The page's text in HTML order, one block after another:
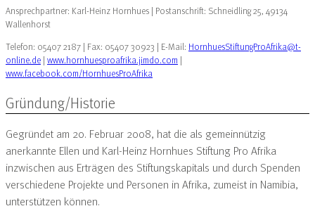
Ansprechpartner: Karl-Heinz Hornhues | Postanschrift: Schneidling 25, 49134
Wallenhorst
Telefon: 05407 2187 | Fax: 05407 30923 | E-Mail: HornhuesStiftungProAfrika@t-
online.de | www.hornhuesproafrika.jimdo.com |
www.facebook.com/HornhuesProAfrika
Gründung/Historie
Gegründet am 20. Februar 2008, hat die als gemeinnützig
anerkannte Ellen und Karl-Heinz Hornhues Stiftung Pro Afrika
inzwischen aus Erträgen des Stiftungskapitals und durch Spenden
verschiedene Projekte und Personen in Afrika, zumeist in Namibia,
unterstützen können.